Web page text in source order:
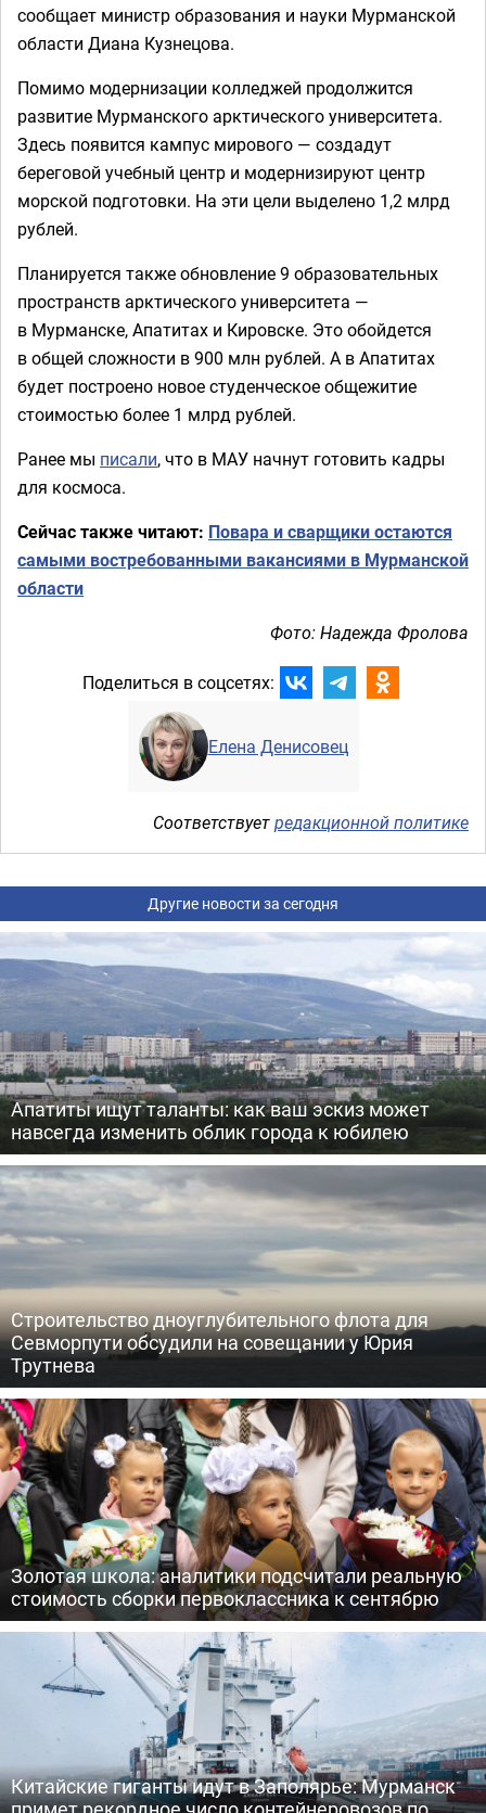
сообщает министр образования и науки Мурманской
области Диана Кузнецова.
Помимо модернизации колледжей продолжится
развитие Мурманского арктического университета.
Здесь появится кампус мирового — создадут
береговой учебный центр и модернизируют центр
морской подготовки. На эти цели выделено 1,2 млрд
рублей.
Планируется также обновление 9 образовательных
пространств арктического университета —
в Мурманске, Апатитах и Кировске. Это обойдется
в общей сложности в 900 млн рублей. А в Апатитах
будет построено новое студенческое общежитие
стоимостью более 1 млрд рублей.
Ранее мы писали, что в МАУ начнут готовить кадры
для космоса.
Сейчас также читают: Повара и сварщики остаются
самыми востребованными вакансиями в Мурманской
области
Фото: Надежда Фролова
Поделиться в соцсетях:
Елена Денисовец
Соответствуетредакционной политике
Другие новости за сегодня
Апатиты ищут таланты: как ваш эскиз может
навсегда изменить облик города к юбилею
Строительство дноуглубительного флота для
Севморпути обсудили на совещании у Юрия
Трутнева
Золотая школа: аналитики подсчитали реальную
стоимость сборки первоклассника к сентябрю
Китайские гиганты идут в Заполярье: Мурманск